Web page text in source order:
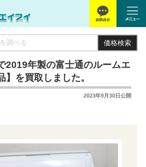
価格検索
2019年製の富士通のルームエ
】を買取しました。
2023年9月30日公開